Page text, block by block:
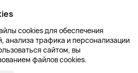
Все права защищены
персональных данных
соглашение
Оферта
сайта – NetLab
cookies для обеспечения
анализа трафика и персонализации
сайтом, вы
файлов cookies.